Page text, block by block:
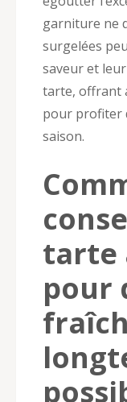
garniture ne
surgelées
saveur et
tarte, offrant
pour profiter
saison.
tarte
pour